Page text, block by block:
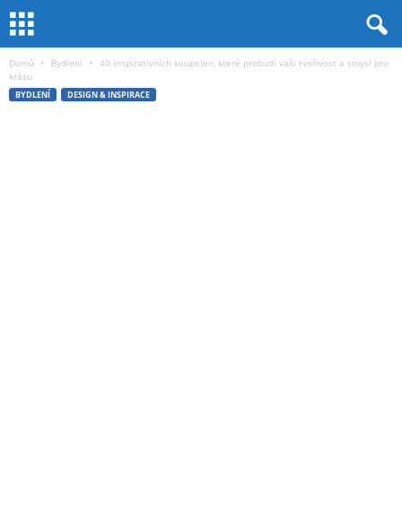
Domů Bydlení
40 inspirativních koupelen, které probudí vaši tvořivost a smysl pro
krásu
BYDLENÍ DESIGN & INSPIRACE